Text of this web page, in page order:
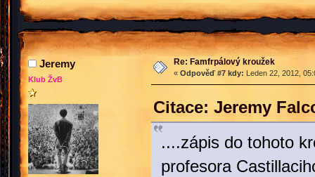
Jeremy
Klub ŽvB
Re: Famfrpálový kroužek
« Odpověď #7 kdy: Leden 22, 2012,
Citace: Jeremy
....zápis do tohoto
profesora